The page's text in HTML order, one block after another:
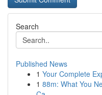
Search
Published News
1 Your Complete
1 88m: What You